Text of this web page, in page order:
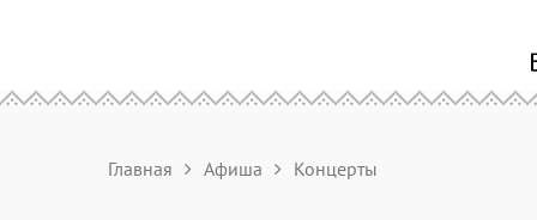
Главная Афиша Концерты